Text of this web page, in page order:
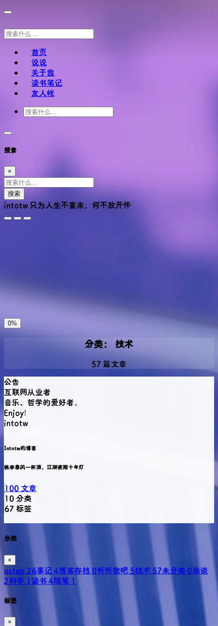
首页
说说
关于我
读书笔记
友人帐
搜索
×
搜索
intotw 只为人生不重来，何不放开怀
0%
分类： 技术
57 篇文章
公告
互联网从业者
音乐、哲学的爱好者。
Enjoy!
intotw
Intotw的博客
桃李春风一杯酒，江湖夜雨十年灯
100 文章
10 分类
67 标签
分类
×
ostep 26事记 4博客存档 0听听歌吧 5技术 57未分类 0杂谈
2科学 1 读书 4随笔 1
标签
×